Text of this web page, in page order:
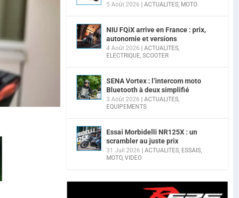
5 Août 2026 | ACTUALITES MOTO
NIU FQiX arrive en France : prix,
autonomie et versions
4 Août 2026 | ACTUALITES
ELECTRIQUE SCOOTER
SENA Vortex : l’intercom moto
Bluetooth à deux simplifié
3 Août 2026 | ACTUALITES
EQUIPEMENTS
Essai Morbidelli NR125X : un
scrambler au juste prix
31 Juil 2026 | ACTUALITES ESSAIS
MOTO, VIDEO